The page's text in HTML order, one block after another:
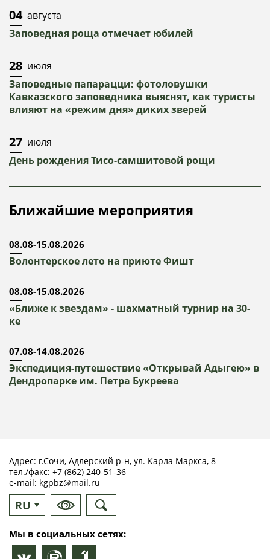
04 августа
Заповедная роща отмечает юбилей
28 июля
Заповедные папарацци: фотоловушки
Кавказского заповедника выяснят, как туристы
влияют на «режим дня» диких зверей
27 июля
День рождения Тисо-самшитовой рощи
Ближайшие мероприятия
08.08-15.08.2026
Волонтерское лето на приюте Фишт
08.08-15.08.2026
«Ближе к звездам» - шахматный турнир на 30-
ке
07.08-14.08.2026
Экспедиция-путешествие «Открывай Адыгею» в
Дендропарке им. Петра Букреева
Адрес: г.Сочи, Адлерский р-н, ул. Карла Маркса, 8
тел./факс: +7 (862) 240-51-36
e-mail: kgpbz@mail.ru
RU
EN
Мы в социальных сетях: